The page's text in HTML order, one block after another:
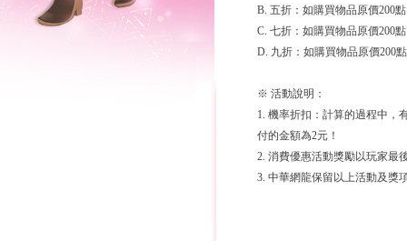
B. 五折：如購買物品原價200
C. 七折：如購買物品原價200
D. 九折：如購買物品原價200
※ 活動說明：
1. 機率折扣：計算的過程中，
付的金額為2元！
2. 消費優惠活動獎勵以玩家最
3. 中華網龍保留以上活動及獎